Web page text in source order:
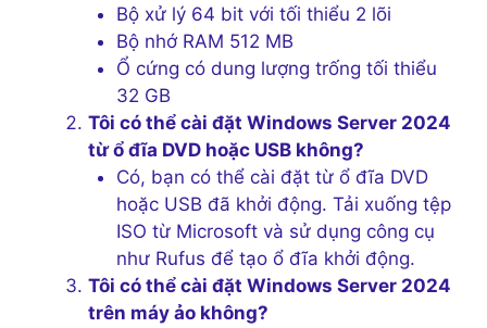
Bộ xử lý 64 bit với tối thiểu 2 lõi
Bộ nhớ RAM 512 MB
Ổ cứng có dung lượng trống tối thiểu
32 GB
Tôi có thể cài đặt Windows Server 2024
từ ổ đĩa DVD hoặc USB không?
Có, bạn có thể cài đặt từ ổ đĩa DVD
hoặc USB đã khởi động. Tải xuống tệp
ISO từ Microsoft và sử dụng công cụ
như Rufus để tạo ổ đĩa khởi động.
Tôi có thể cài đặt Windows Server 2024
trên máy ảo không?